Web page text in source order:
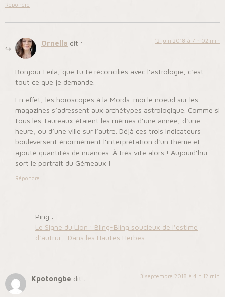
Répondre
Ornella dit : 12 juin 2018 à 7 h 02 min
Bonjour Leila, que tu te réconciliés avec l’astrologie, c’est
tout ce que je demande.
En effet, les horoscopes à la Mords-moi le noeud sur les
magazines s’adressent aux archétypes astrologique. Comme si
tous les Taureaux étaient les mêmes d’une année, d’une
heure, ou d’une ville sur l’autre. Déjà ces trois indicateurs
bouleversent énormément l’interprétation d’un thème et
ajouté quantités de nuances. À très vite alors ! Aujourd’hui
sort le portrait du Gémeaux !
Répondre
Ping :
Le Signe du Lion : Bling-Bling soucieux de l'estime
d'autrui - Dans les Hautes Herbes
Kpotongbe dit : 3 septembre 2018 à 4 h 12 min